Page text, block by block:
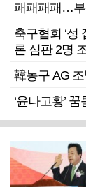
패패패패…부
축구협회 ‘성
론 심판 2명
韓농구 AG
‘윤나고황’